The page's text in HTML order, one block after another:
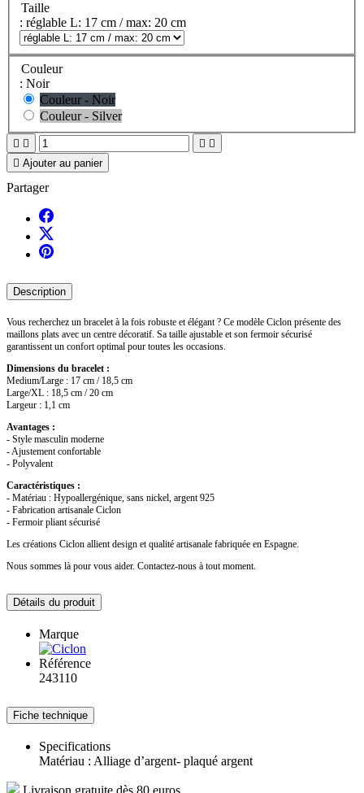
Taille
: réglable L: 17 cm / max: 20 cm
Couleur
: Noir
Couleur - Noir
Couleur - Silver
   
 Ajouter au panier
Partager
Description
Vous recherchez un bracelet à la fois robuste et élégant ? Ce modèle Ciclon présente des
maillons plats avec un centre décoratif. Sa taille ajustable et son fermoir sécurisé
garantissent un confort optimal pour toutes les occasions.
Dimensions du bracelet :
Medium/Large : 17 cm / 18,5 cm
Large/XL : 18,5 cm / 20 cm
Largeur : 1,1 cm
Avantages :
- Style masculin moderne
- Ajustement confortable
- Polyvalent
Caractéristiques :
- Matériau : Hypoallergénique, sans nickel, argent 925
- Fabrication artisanale Ciclon
- Fermoir pliant sécurisé
Les créations Ciclon allient design et qualité artisanale fabriquée en Espagne.
Nous sommes là pour vous aider. Contactez-nous à tout moment.
Détails du produit
Marque
Référence
243110
Fiche technique
Specifications
Matériau : Alliage d’argent- plaqué argent